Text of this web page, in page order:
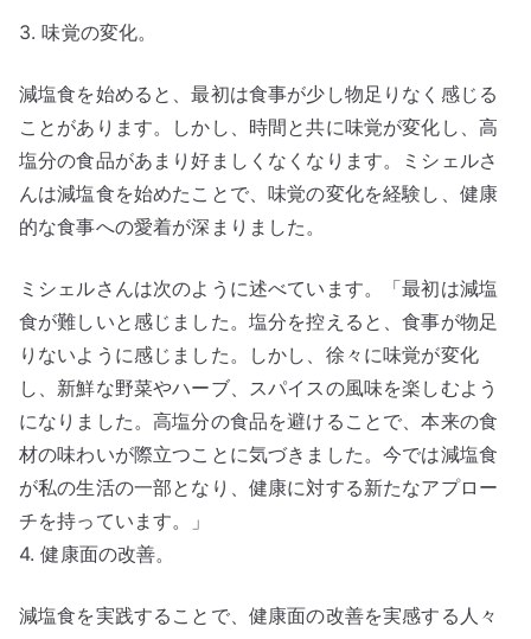
3. 味覚の変化。
減塩食を始めると、最初は食事が少し物足りなく感じる
ことがあります。しかし、時間と共に味覚が変化し、高
塩分の食品があまり好ましくなくなります。ミシェルさ
んは減塩食を始めたことで、味覚の変化を経験し、健康
的な食事への愛着が深まりました。
ミシェルさんは次のように述べています。「最初は減塩
食が難しいと感じました。塩分を控えると、食事が物足
りないように感じました。しかし、徐々に味覚が変化
し、新鮮な野菜やハーブ、スパイスの風味を楽しむよう
になりました。高塩分の食品を避けることで、本来の食
材の味わいが際立つことに気づきました。今では減塩食
が私の生活の一部となり、健康に対する新たなアプロー
チを持っています。」
4. 健康面の改善。
減塩食を実践することで、健康面の改善を実感する人々